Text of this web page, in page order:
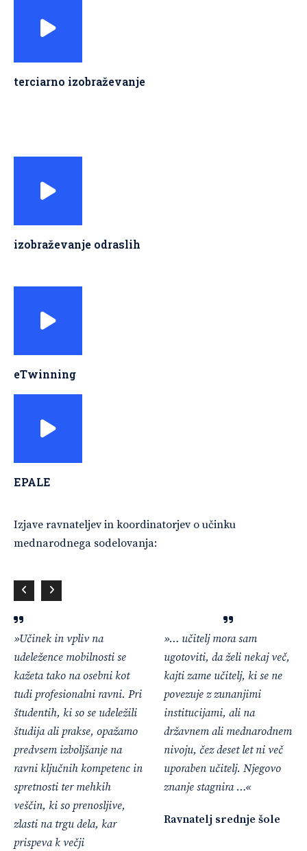
terciarno izobraževanje
izobraževanje odraslih
eTwinning
EPALE
Izjave ravnateljev in koordinatorjev o učinku
mednarodnega sodelovanja:
»Učinek in vpliv na
udeležence mobilnosti se
kažeta tako na osebni kot
tudi profesionalni ravni. Pri
študentih, ki so se udeležili
študija ali prakse, opažamo
predvsem izboljšanje na
ravni ključnih kompetenc in
spretnosti ter mehkih
veščin, ki so prenosljive,
zlasti na trgu dela, kar
prispeva k večji
»… učitelj mora sam
ugotoviti, da želi nekaj več,
kajti zame učitelj, ki se ne
povezuje z zunanjimi
institucijami, ali na
državnem ali mednarodnem
nivoju, čez deset let ni več
uporaben učitelj. Njegovo
znanje stagnira …«
Ravnatelj srednje šole